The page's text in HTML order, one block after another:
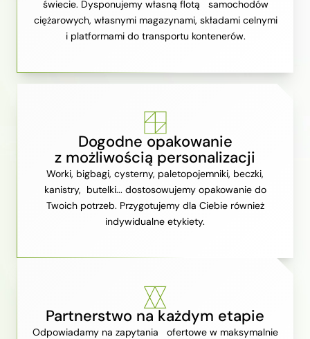
świecie. Dysponujemy własną flotą samochodów
ciężarowych, własnymi magazynami, składami celnymi
i platformami do transportu kontenerów.
Dogodne opakowanie
z możliwością personalizacji
Worki, bigbagi, cysterny, paletopojemniki, beczki,
kanistry, butelki... dostosowujemy opakowanie do
Twoich potrzeb. Przygotujemy dla Ciebie również
indywidualne etykiety.
Partnerstwo na każdym etapie
Odpowiadamy na zapytania ofertowe w maksymalnie